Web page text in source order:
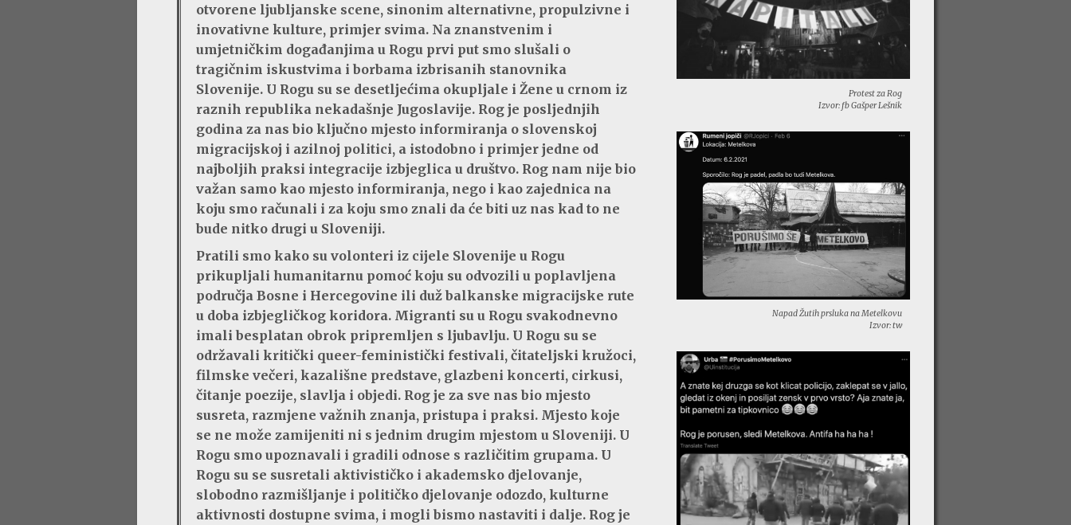
otvorene ljubljanske scene, sinonim alternativne, propulzivne i
inovativne kulture, primjer svima. Na znanstvenim i
umjetničkim događanjima u Rogu prvi put smo slušali o
tragičnim iskustvima i borbama izbrisanih stanovnika
Slovenije. U Rogu su se desetljećima okupljale i Žene u crnom iz
raznih republika nekadašnje Jugoslavije. Rog je posljednjih
godina za nas bio ključno mjesto informiranja o slovenskoj
migracijskoj i azilnoj politici, a istodobno i primjer jedne od
najboljih praksi integracije izbjeglica u društvo. Rog nam nije bio
važan samo kao mjesto informiranja, nego i kao zajednica na
koju smo računali i za koju smo znali da će biti uz nas kad to ne
bude nitko drugi u Sloveniji.
Pratili smo kako su volonteri iz cijele Slovenije u Rogu
prikupljali humanitarnu pomoć koju su odvozili u poplavljena
područja Bosne i Hercegovine ili duž balkanske migracijske rute
u doba izbjegličkog koridora. Migranti su u Rogu svakodnevno
imali besplatan obrok pripremljen s ljubavlju. U Rogu su se
održavali kritički queer-feministički festivali, čitateljski kružoci,
filmske večeri, kazališne predstave, glazbeni koncerti, cirkusi,
čitanje poezije, slavlja i objedi. Rog je za sve nas bio mjesto
susreta, razmjene važnih znanja, pristupa i praksi. Mjesto koje
se ne može zamijeniti ni s jednim drugim mjestom u Sloveniji. U
Rogu smo upoznavali i gradili odnose s različitim grupama. U
Rogu su se susretali aktivističko i akademsko djelovanje,
slobodno razmišljanje i političko djelovanje odozdo, kulturne
aktivnosti dostupne svima, i mogli bismo nastaviti i dalje. Rog je
Protest za Rog
Izvor: fb Gašper Lešnik
Napad Žutih prsluka na Metelkovu
Izvor: tw